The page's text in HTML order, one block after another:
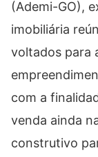
(Ademi-GO),
imobiliária
voltados para
com a
venda ainda
construtivo